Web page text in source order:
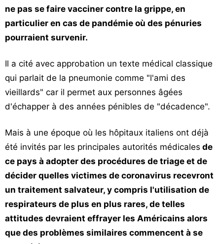
ne pas se faire vacciner contre la grippe, en
particulier en cas de pandémie où des pénuries
pourraient survenir.
Il a cité avec approbation un texte médical classique
qui parlait de la pneumonie comme "l'ami des
vieillards" car il permet aux personnes âgées
d'échapper à des années pénibles de "décadence".
Mais à une époque où les hôpitaux italiens ont déjà
été invités par les principales autorités médicales de
ce pays à adopter des procédures de triage et de
décider quelles victimes de coronavirus recevront
un traitement salvateur, y compris l'utilisation de
respirateurs de plus en plus rares, de telles
attitudes devraient effrayer les Américains alors
que des problèmes similaires commencent à se